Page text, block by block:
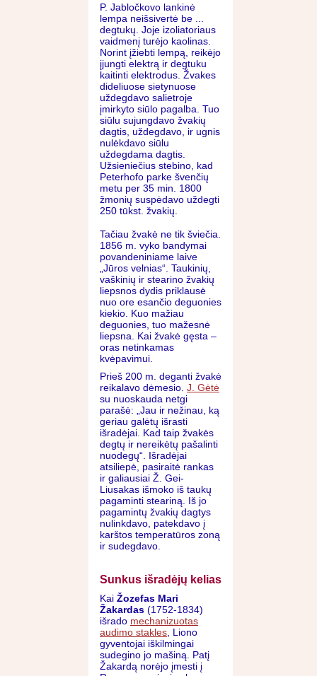
P. Jabločkovo lankinė
lempa neišsivertė be ...
degtukų. Joje izoliatoriaus
vaidmenį turėjo kaolinas.
Norint įžiebti lempą, reikėjo
įjungti elektrą ir degtuku
kaitinti elektrodus. Žvakes
dideliuose sietynuose
uždegdavo salietroje
įmirkyto siūlo pagalba. Tuo
siūlu sujungdavo žvakių
dagtis, uždegdavo, ir ugnis
nulėkdavo siūlu
uždegdama dagtis.
Užsieniečius stebino, kad
Peterhofo parke švenčių
metu per 35 min. 1800
žmonių suspėdavo uždegti
250 tūkst. žvakių.
Tačiau žvakė ne tik šviečia.
1856 m. vyko bandymai
povandeniniame laive
„Jūros velnias“. Taukinių,
vaškinių ir stearino žvakių
liepsnos dydis priklausė
nuo ore esančio deguonies
kiekio. Kuo mažiau
deguonies, tuo mažesnė
liepsna. Kai žvakė gęsta –
oras netinkamas
kvėpavimui.
Prieš 200 m. deganti žvakė
reikalavo dėmesio. J. Gėtė
su nuoskauda netgi
parašė: „Jau ir nežinau, ką
geriau galėtų išrasti
išradėjai. Kad taip žvakės
degtų ir nereikėtų pašalinti
nuodegų“. Išradėjai
atsiliepė, pasiraitė rankas
ir galiausiai Ž. Gei-
Liusakas išmoko iš taukų
pagaminti steariną. Iš jo
pagamintų žvakių dagtys
nulinkdavo, patekdavo į
karštos temperatūros zoną
ir sudegdavo.
Sunkus išradėjų kelias
Kai Žozefas Mari
Žakardas (1752-1834)
išrado mechanizuotas
audimo stakles, Liono
gyventojai iškilmingai
sudegino jo mašiną. Patį
Žakardą norėjo įmesti į